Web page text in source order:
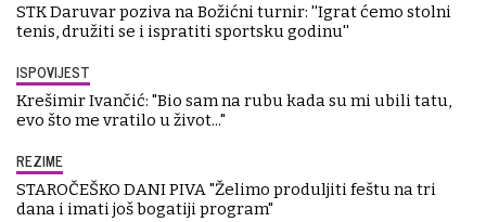
STK Daruvar poziva na Božićni turnir: ''Igrat ćemo stolni
tenis, družiti se i ispratiti sportsku godinu''
ISPOVIJEST
Krešimir Ivančić: "Bio sam na rubu kada su mi ubili tatu,
evo što me vratilo u život..."
REZIME
STAROČEŠKO DANI PIVA "Želimo produljiti feštu na tri
dana i imati još bogatiji program"